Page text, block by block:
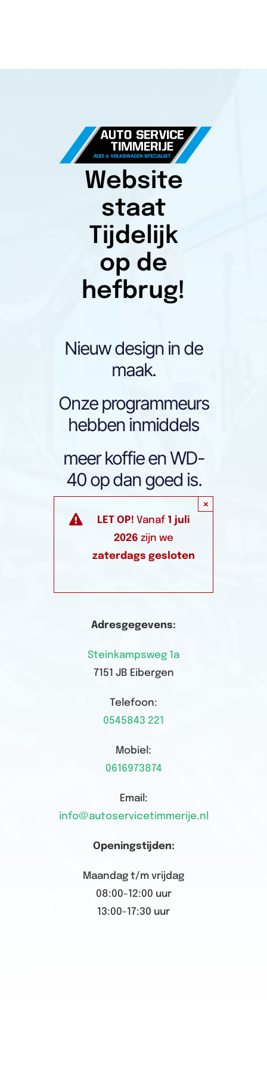
Website
staat
Tijdelijk
op de
hefbrug!
Nieuw design in de
maak.
Onze programmeurs
hebben inmiddels
meer koffie en WD-
40 op dan goed is.
LET OP! Vanaf 1 juli
2026 zijn we
zaterdags gesloten
×
Adresgegevens:
Steinkampsweg 1a
7151 JB Eibergen
Telefoon:
0545843 221
Mobiel:
0616973874
Email:
info@autoservicetimmerije.nl
Openingstijden:
Maandag t/m vrijdag
08:00-12:00 uur
13:00-17:30 uur